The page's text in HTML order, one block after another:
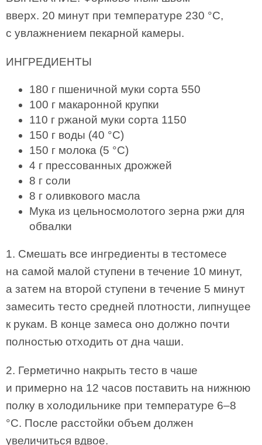
вверх. 20 минут при температуре 230 °C,
с увлажнением пекарной камеры.
ИНГРЕДИЕНТЫ
180 г пшеничной муки сорта 550
100 г макаронной крупки
110 г ржаной муки сорта 1150
150 г воды (40 °C)
150 г молока (5 °C)
4 г прессованных дрожжей
8 г соли
8 г оливкового масла
Мука из цельносмолотого зерна ржи для
обвалки
1. Смешать все ингредиенты в тестомесе
на самой малой ступени в течение 10 минут,
а затем на второй ступени в течение 5 минут
замесить тесто средней плотности, липнущее
к рукам. В конце замеса оно должно почти
полностью отходить от дна чаши.
2. Герметично накрыть тесто в чаше
и примерно на 12 часов поставить на нижнюю
полку в холодильнике при температуре 6–8
°C. После расстойки объем должен
увеличиться вдвое.